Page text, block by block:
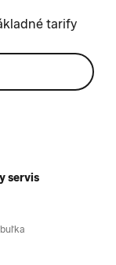
tarify
servis